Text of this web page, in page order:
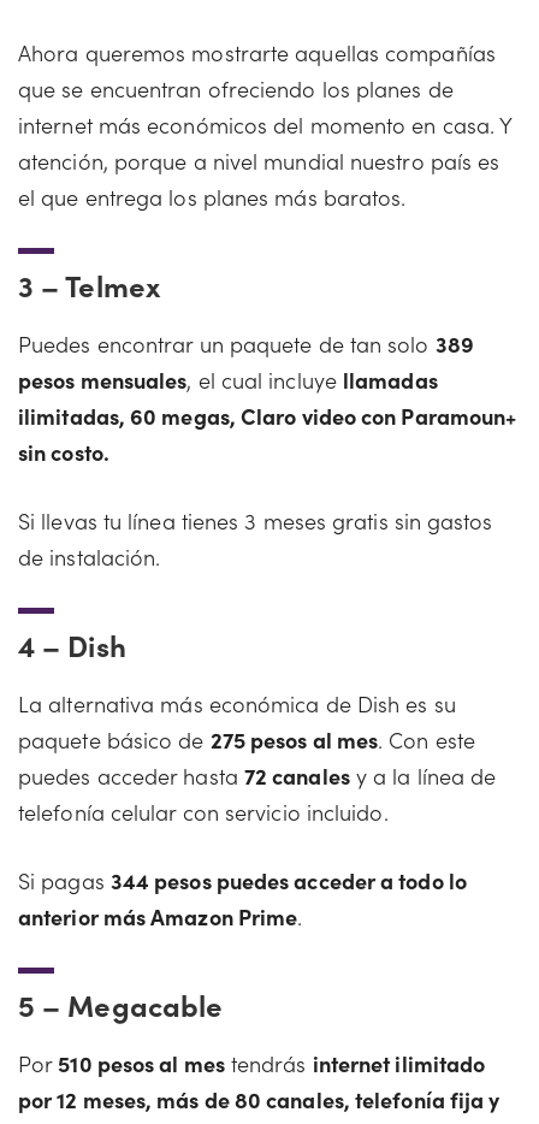
Ahora queremos mostrarte aquellas compañías
que se encuentran ofreciendo los planes de
internet más económicos del momento en casa. Y
atención, porque a nivel mundial nuestro país es
el que entrega los planes más baratos.
3 –Telmex
Puedes encontrar un paquete de tan solo 389
pesos mensuales, el cual incluye llamadas
ilimitadas, 60 megas, Claro video con Paramoun+
sin costo.
Si llevas tu línea tienes 3 meses gratis sin gastos
de instalación.
4 – Dish
La alternativa más económica de Dish es su
paquete básico de 275 pesos al mes. Con este
puedes acceder hasta 72 canalesy a la línea de
telefonía celular con servicio incluido.
Si pagas 344 pesos puedes acceder a todo lo
anterior más Amazon Prime.
5 – Megacable
Por510 pesos al mestendrás internet ilimitado
por 12 meses, más de 80 canales, telefonía fija y